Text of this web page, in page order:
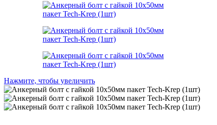
Нажмите, чтобы увеличить